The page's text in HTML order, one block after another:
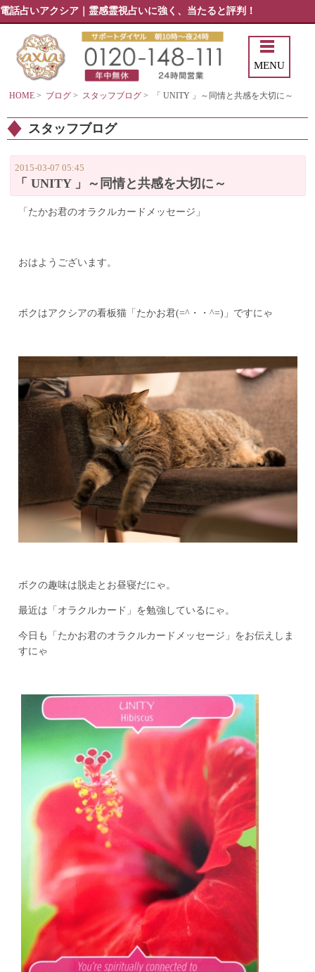
電話占いアクシア｜霊感霊視占いに強く、当たると評判！
MENU
HOME > ブログ > スタッフブログ > 「 UNITY 」～同情と共感を大切に～
スタッフブログ
2015-03-07 05:45
「 UNITY 」～同情と共感を大切に～
「たかお君のオラクルカードメッセージ」
おはようございます。
ボクはアクシアの看板猫「たかお君(=^・・^=)」ですにゃ
ボクの趣味は脱走とお昼寝だにゃ。
最近は「オラクルカード」を勉強しているにゃ。
今日も「たかお君のオラクルカードメッセージ」をお伝えしま
すにゃ